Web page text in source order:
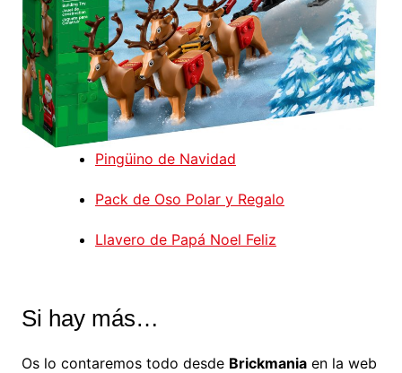
Pingüino de Navidad
Pack de Oso Polar y Regalo
Llavero de Papá Noel Feliz
Si hay más…
Os lo contaremos todo desde Brickmaniaen la web